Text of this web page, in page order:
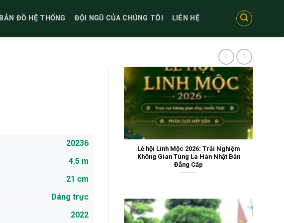
BẢN ĐỒ HỆ THỐNG ĐỘI NGŨ CỦA CHÚNG TÔI LIÊN HỆ
Lễ hội Linh Mộc 2026: Trải Nghiệm
Không Gian Tùng La Hán Nhật Bản
Đẳng Cấp
20236
4.5 m
21 cm
Dáng trực
2022